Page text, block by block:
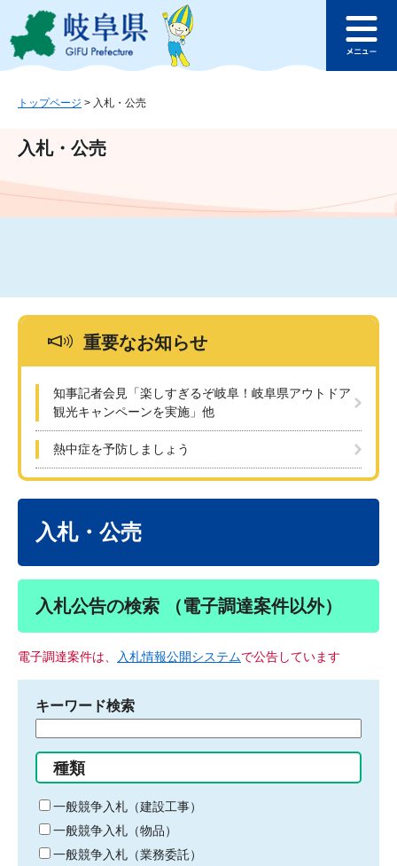
ジ
ュ
文
このページの本文へ
ュ
トップページ > 入札・公売
入札・公売
重要なお知らせ
知事記者会見「楽しすぎるぞ岐阜！岐阜県アウトドア
観光キャンペーンを実施」他
熱中症を予防しましょう
入札・公売
入札公告の検索 （電子調達案件以外）
電子調達案件は、 入札情報公開システムで公告しています
キーワード検索
る
キ
ー
ワ
ー
種類
一般競争入札（建設工事）
一般競争入札（物品）
一般競争入札（業務委託）